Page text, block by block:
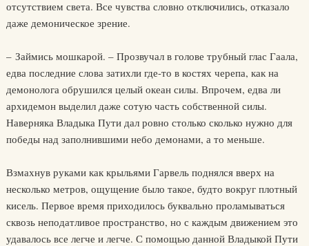
отсутствием света. Все чувства словно отключились, отказало
даже демоническое зрение.
– Займись мошкарой. – Прозвучал в голове трубный глас Гаала,
едва последние слова затихли где-то в костях черепа, как на
демонолога обрушился целый океан силы. Впрочем, едва ли
архидемон выделил даже сотую часть собственной силы.
Наверняка Владыка Пути дал ровно столько сколько нужно для
победы над заполнившими небо демонами, а то меньше.
Взмахнув руками как крыльями Гарвель поднялся вверх на
несколько метров, ощущение было такое, будто вокруг плотный
кисель. Первое время приходилось буквально проламываться
сквозь неподатливое пространство, но с каждым движением это
удавалось все легче и легче. С помощью данной Владыкой Пути